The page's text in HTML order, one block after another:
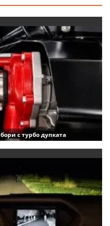
с турбо дупката